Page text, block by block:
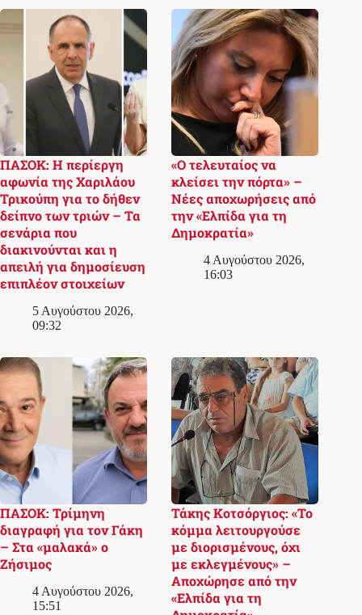
ΠΑΣΟΚ: Η περίεργη
αφωνία της Χαριλάου
Τρικούπη για το δήθεν
δείπνο των τριών – Τα
σενάρια που
διακινούνται και η
απειλή για δημοσίευση
επιπλέον στοιχείων
5 Αυγούστου 2026,
09:32
«Ο τελευταίος να
κλείσει την πόρτα» –
Νέες αποχωρήσεις από
την «Ελπίδα για τη
Δημοκρατία»
4 Αυγούστου 2026,
16:03
ΠΑΣΟΚ: Τρίμηνη
διαγραφή για τον Γάκη
– Στα «μαλακά» ο
Ζήσιμος
4 Αυγούστου 2026,
15:51
Τάκης Κοτσόργιος: «Το
κόμμα λειτουργούσε
με διορισμένους, όχι
με εκλεγμένους» –
Αποχώρησε από την
«Ελπίδα για τη